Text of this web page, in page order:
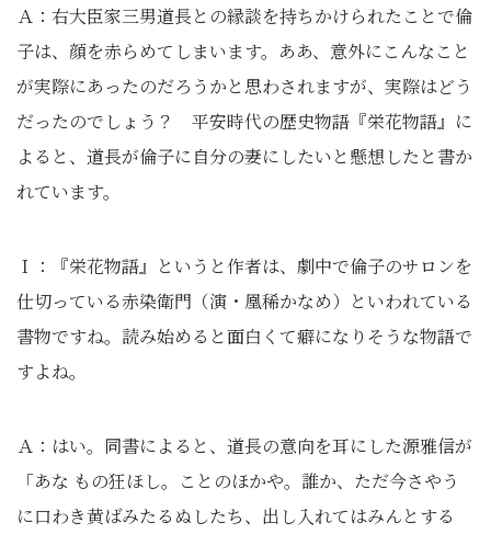
Ａ：右大臣家三男道長との縁談を持ちかけられたことで倫
子は、顔を赤らめてしまいます。ああ、意外にこんなこと
が実際にあったのだろうかと思わされますが、実際はどう
だったのでしょう？ 平安時代の歴史物語『栄花物語』に
よると、道長が倫子に自分の妻にしたいと懸想したと書か
れています。
Ｉ：『栄花物語』というと作者は、劇中で倫子のサロンを
仕切っている赤染衛門（演・凰稀かなめ）といわれている
書物ですね。読み始めると面白くて癖になりそうな物語で
すよね。
Ａ：はい。同書によると、道長の意向を耳にした源雅信が
「あな もの狂ほし。ことのほかや。誰か、ただ今さやう
に口わき黄ばみたるぬしたち、出し入れてはみんとする